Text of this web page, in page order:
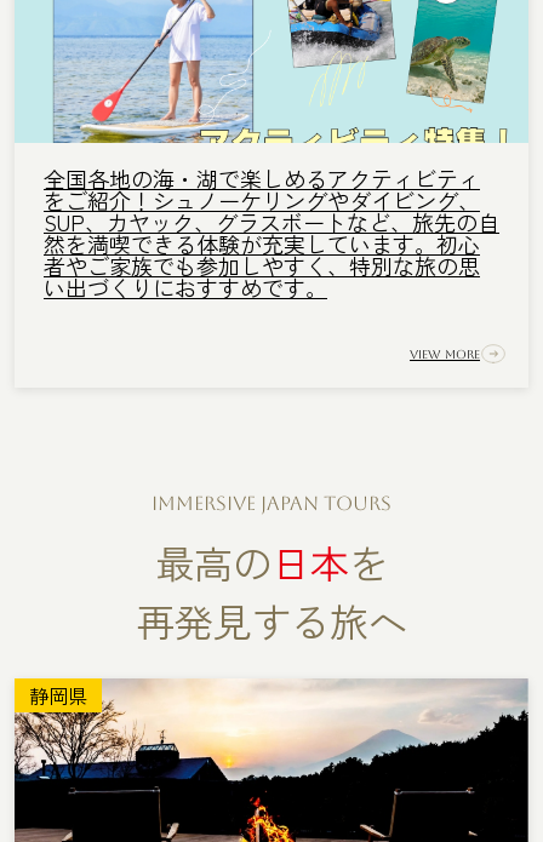
全国各地の海・湖で楽しめるアクティビティ
をご紹介！シュノーケリングやダイビング、
SUP、カヤック、グラスボートなど、旅先の自
然を満喫できる体験が充実しています。初心
者やご家族でも参加しやすく、特別な旅の思
い出づくりにおすすめです。
View More
IMMERSIVE JAPAN TOURS
最高の日本を
再発見する旅へ
静岡県